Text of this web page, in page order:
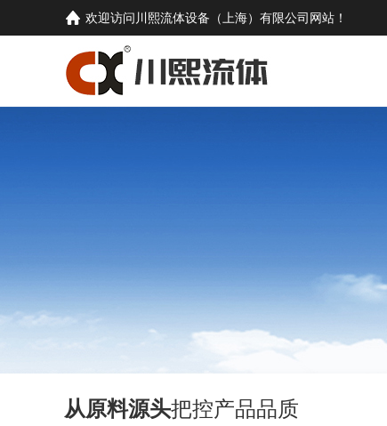
欢迎访问 川熙流体设备（上海）有限公司 网站！
从原料源头把控产品品质